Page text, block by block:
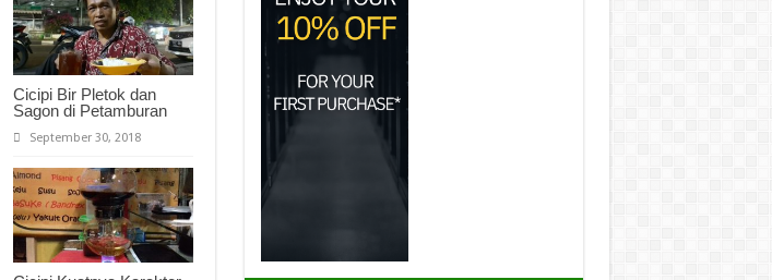
Cicipi Bir Pletok dan
Sagon di Petamburan
September 30, 2018